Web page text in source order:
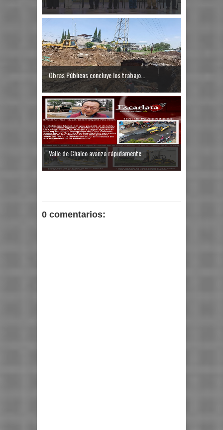
Obras Públicas concluye los trabajo...
Valle de Chalco avanza rápidamente ...
0 comentarios: